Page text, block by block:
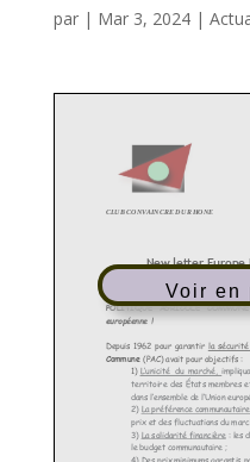
par | Mar 3, 2024|
Voir en